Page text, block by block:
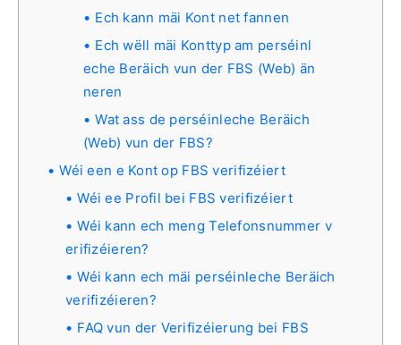
Ech kann mäi Kont net fannen
Ech wëll mäi Konttyp am perséinl
eche Beräich vun der FBS (Web) än
neren
Wat ass de perséinleche Beräich
(Web) vun der FBS?
Wéi een e Kont op FBS verifizéiert
Wéi ee Profil bei FBS verifizéiert
Wéi kann ech meng Telefonsnummer v
erifizéieren?
Wéi kann ech mäi perséinleche Beräich
verifizéieren?
FAQ vun der Verifizéierung bei FBS